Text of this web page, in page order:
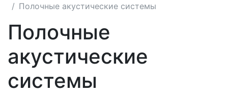
Полочные акустические системы
Полочные
акустические
системы